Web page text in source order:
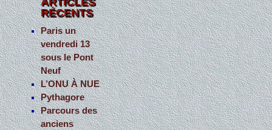
r
c
h
e
r
:
RÉCENTS
Paris un
vendredi 13
sous le Pont
Neuf
L’ONU À NUE
Pythagore
Parcours des
anciens